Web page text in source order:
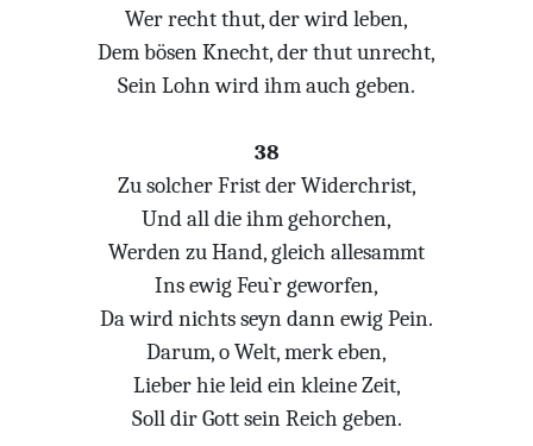
Wer recht thut, der wird leben,
Dem bösen Knecht, der thut unrecht,
Sein Lohn wird ihm auch geben.
38
Zu solcher Frist der Widerchrist,
Und all die ihm gehorchen,
Werden zu Hand, gleich allesammt
Ins ewig Feu`r geworfen,
Da wird nichts seyn dann ewig Pein.
Darum, o Welt, merk eben,
Lieber hie leid ein kleine Zeit,
Soll dir Gott sein Reich geben.